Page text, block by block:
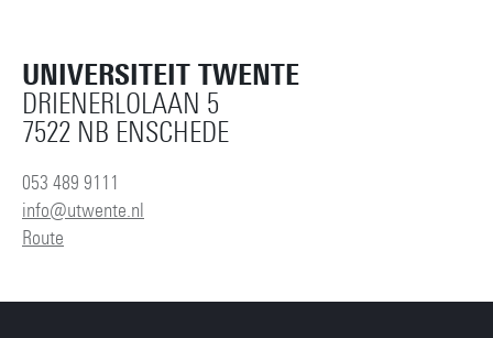
UNIVERSITEIT TWENTE
DRIENERLOLAAN 5
7522 NB ENSCHEDE
053 489 9111
info@utwente.nl
Route